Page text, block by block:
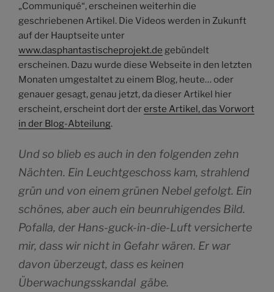
„Communiqué“, erscheinen weiterhin die
geschriebenen Artikel. Die Videos werden in Zukunft
auf der Hauptseite unter
www.dasphantastischeprojekt.de gebündelt
erscheinen. Dazu wurde diese Webseite in den letzten
Monaten umgestaltet zu einem Blog, heute… oder
genauer gesagt, genau jetzt, da dieser Artikel hier
erscheint, erscheint dort dererste Artikel, das Vorwort
in der Blog-Abteilung.
Und so blieb es auch in den folgenden zehn
Nächten. Ein Leuchtgeschoss kam, strahlend
grün und von einem grünen Nebel gefolgt. Ein
schönes, aber auch ein beunruhigendes Bild.
Pofalla, der Hans-guck-in-die-Luft versicherte
mir, dass wir nicht in Gefahr wären. Er war
davon überzeugt, dass es keinen
Überwachungsskandal gäbe.